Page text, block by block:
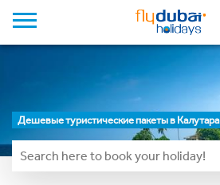
Дешевые туристические пакеты в Калутара